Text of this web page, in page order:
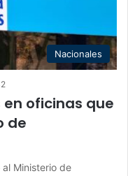
Nacionales
oficinas que
de
Ministerio de